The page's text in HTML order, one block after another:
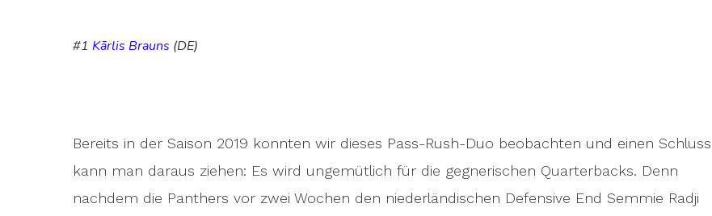
#1 Kārlis Brauns (DE)
Bereits in der Saison 2019 konnten wir dieses Pass-Rush-Duo beobachten und einen Schluss
kann man daraus ziehen: Es wird ungemütlich für die gegnerischen Quarterbacks. Denn
nachdem die Panthers vor zwei Wochen den niederländischen Defensive End Semmie Radji